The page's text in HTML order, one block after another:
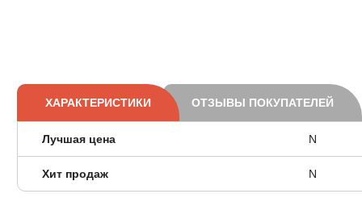
ХАРАКТЕРИСТИКИ ОТЗЫВЫ ПОКУПАТЕЛЕЙ
Лучшая цена N
Хит продаж N